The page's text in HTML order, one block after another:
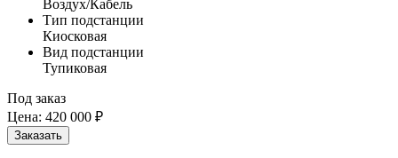
Воздух/Кабель
Тип подстанции
Киосковая
Вид подстанции
Тупиковая
Под заказ
Цена: 420 000 ₽